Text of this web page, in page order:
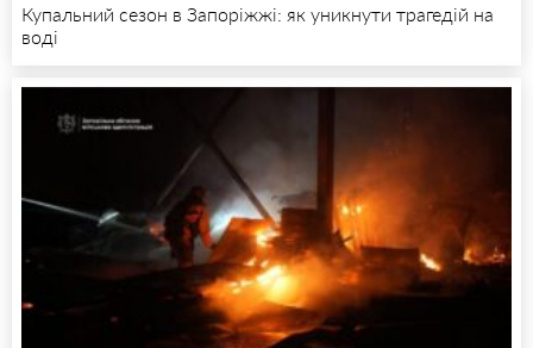
Купальний сезон в Запоріжжі: як уникнути трагедій на
воді